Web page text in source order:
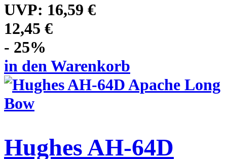
UVP: 16,59 €
12,45 €
- 25%
in den Warenkorb
Hughes AH-64D